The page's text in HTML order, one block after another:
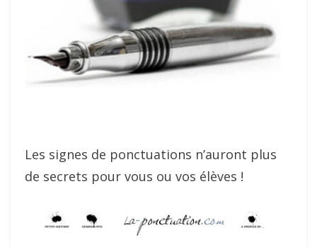
Les signes de ponctuations n’auront plus
de secrets pour vous ou vos élèves !